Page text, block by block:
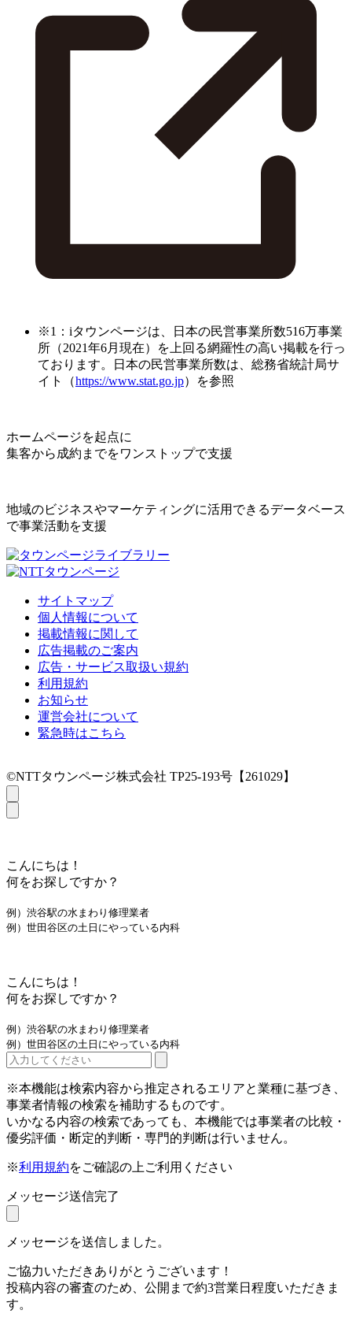
※1：iタウンページは、日本の民営事業所数516万事業
所（2021年6月現在）を上回る網羅性の高い掲載を行っ
ております。日本の民営事業所数は、総務省統計局サ
イト（https://www.stat.go.jp）を参照
ホームページを起点に
集客から成約までをワンストップで支援
地域のビジネスやマーケティングに活用できるデータベース
で事業活動を支援
サイトマップ
個人情報について
掲載情報に関して
広告掲載のご案内
広告・サービス取扱い規約
利用規約
お知らせ
運営会社について
緊急時はこちら
©NTTタウンページ株式会社 TP25-193号【261029】
こんにちは！
何をお探しですか？
例）渋谷駅の水まわり修理業者
例）世田谷区の土日にやっている内科
こんにちは！
何をお探しですか？
例）渋谷駅の水まわり修理業者
例）世田谷区の土日にやっている内科
※本機能は検索内容から推定されるエリアと業種に基づき、
事業者情報の検索を補助するものです。
いかなる内容の検索であっても、本機能では事業者の比較・
優劣評価・断定的判断・専門的判断は行いません。
※利用規約をご確認の上ご利用ください
メッセージ送信完了
メッセージを送信しました。
ご協力いただきありがとうございます！
投稿内容の審査のため、公開まで約3営業日程度いただきま
す。